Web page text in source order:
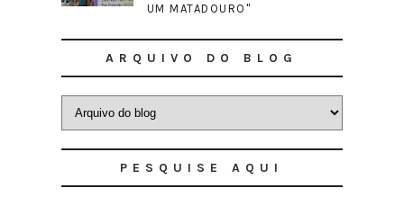
UM MATADOURO"
ARQUIVO DO BLOG
PESQUISE AQUI